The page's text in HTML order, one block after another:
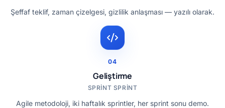
Şeffaf teklif, zaman çizelgesi, gizlilik anlaşması — yazılı olarak.
04
Geliştirme
SPRINT SPRINT
Agile metodoloji, iki haftalık sprintler, her sprint sonu demo.